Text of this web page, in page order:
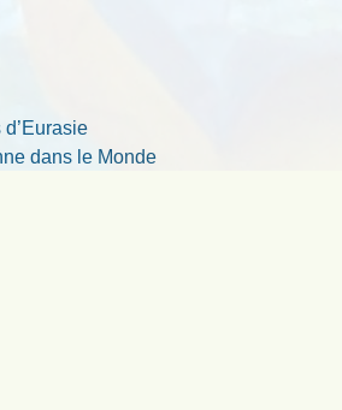
dans le Monde